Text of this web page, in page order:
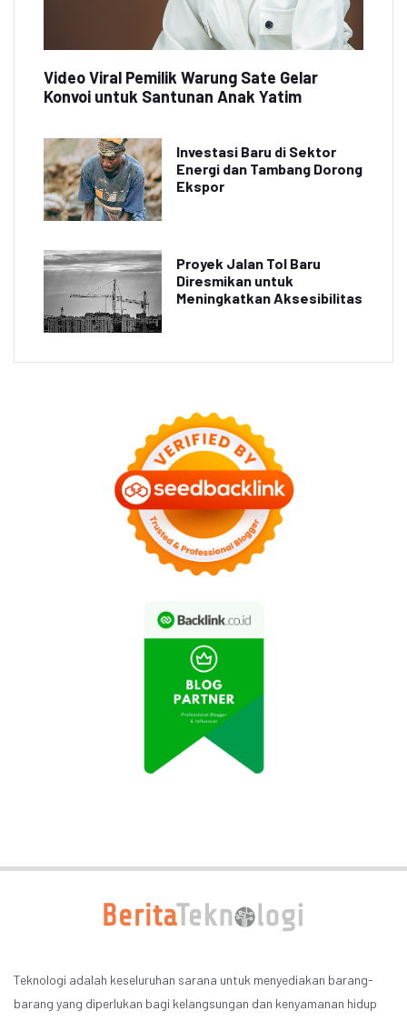
Video Viral Pemilik Warung Sate Gelar
Konvoi untuk Santunan Anak Yatim
Investasi Baru di Sektor
Energi dan Tambang Dorong
Ekspor
Proyek Jalan Tol Baru
Diresmikan untuk
Meningkatkan Aksesibilitas
Teknologi adalah keseluruhan sarana untuk menyediakan barang-
barang yang diperlukan bagi kelangsungan dan kenyamanan hidup